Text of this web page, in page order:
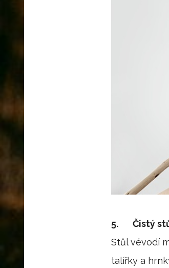
5. Čistý
Stůl vévodí
talířky a